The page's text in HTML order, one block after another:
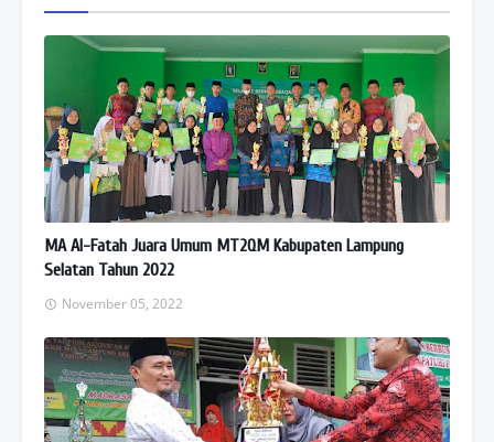
p
MA Al-Fatah Juara Umum MT2QM Kabupaten Lampung
Selatan Tahun 2022
November 05, 2022